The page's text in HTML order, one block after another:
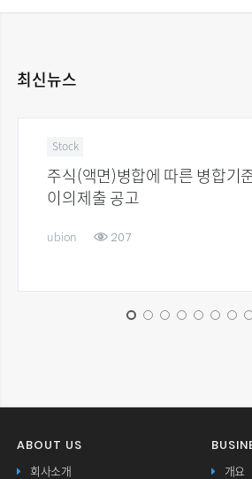
최신뉴스
주식(액면)병합에 따른 병합기준일
이의제출 공고
207
ABOUT US
회사소개
개요